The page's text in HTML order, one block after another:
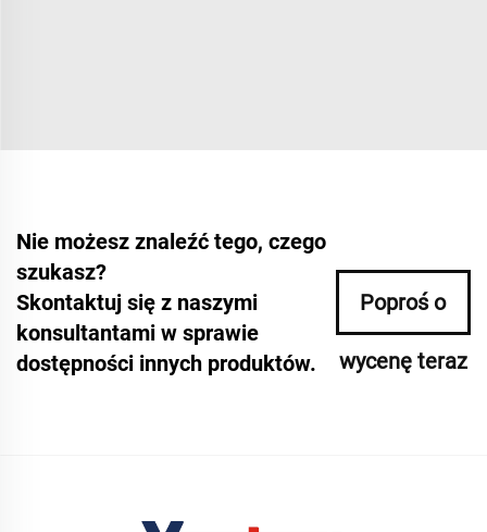
Nie możesz znaleźć tego, czego
szukasz?
Skontaktuj się z naszymi
konsultantami w sprawie
dostępności innych produktów.
Poproś o
wycenę teraz